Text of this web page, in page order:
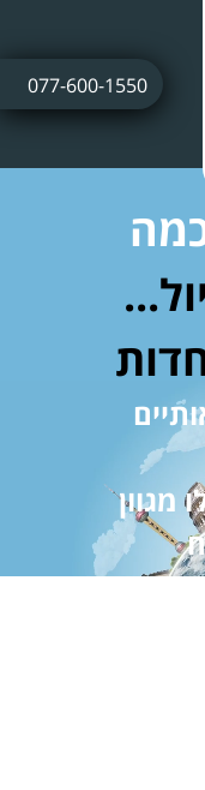
077-600-1550
מגוון